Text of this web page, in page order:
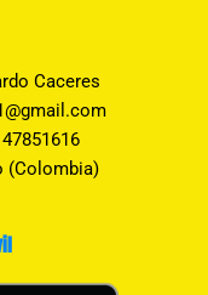
Caceres
(Colombia)